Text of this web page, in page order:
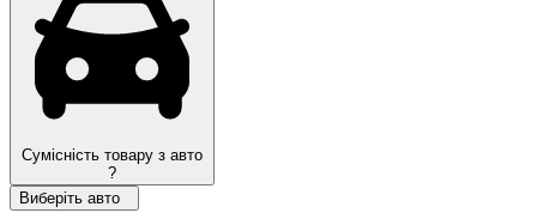
Сумісність товару з авто
?
Виберіть авто